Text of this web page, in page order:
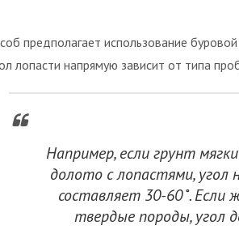
предполагает использование
лопасти напрямую зависит от типа
Например, если грунт
долото с лопастями, угол
составляет 30-60˚. Если
твердые породы, угол